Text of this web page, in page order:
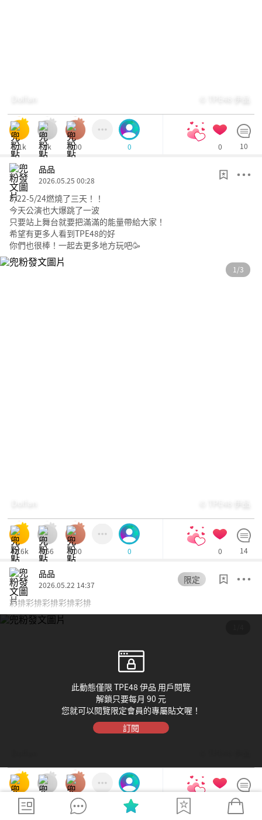
© TPE48 伊品
1.1k 1k 600 0 0 10
品品
2026.05.25 00:28
5/22-5/24燃燒了三天！！
今天公演也大爆跳了一波
只要站上舞台就要把滿滿的能量帶給大家！
希望有更多人看到TPE48的好
你們也很棒！一起去更多地方玩吧🥳
1/3
© TPE48 伊品
42.6k 666 600 0 0 14
品品
2026.05.22 14:37
限定
彩排彩排彩排彩排彩排
此動態僅限 TPE48 伊品 用戶閱覽
解鎖只要每月 90 元
您就可以閱覽限定會員的專屬貼文喔！
訂閱
42.6k 570 0 10